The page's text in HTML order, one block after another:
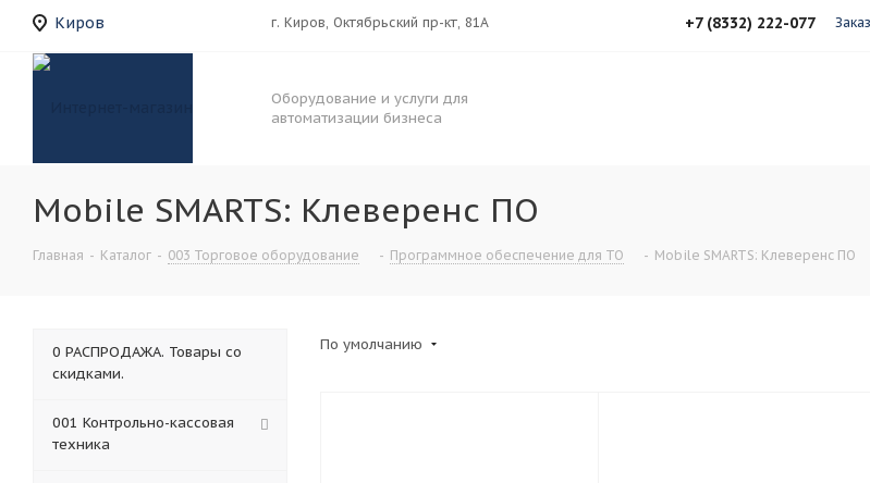
Киров г. Киров, Октябрьский пр-кт, 81А +7 (8332) 222-077
Оборудование и услуги для
автоматизации бизнеса
Mobile SMARTS: Клеверенс ПО
Главная - Каталог - 003 Торговое оборудование - Программное обеспечение для ТО - Mobile SMARTS: Клеверенс ПО
По умолчанию
0 РАСПРОДАЖА. Товары со
скидками.
001 Контрольно-кассовая
техника